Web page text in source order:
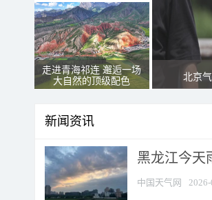
走进青海祁连 邂逅一场
大自然的顶级配色
北京
新闻资讯
黑龙江今天
中国天气网